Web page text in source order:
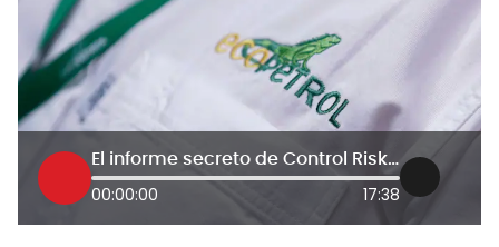
El informe secreto de Control Risks sobre la presidencia de Ecopetrol
00:00:00 17:38